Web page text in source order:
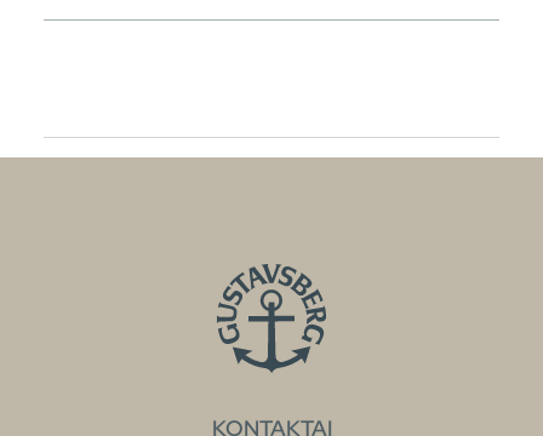
KONTAKTAI